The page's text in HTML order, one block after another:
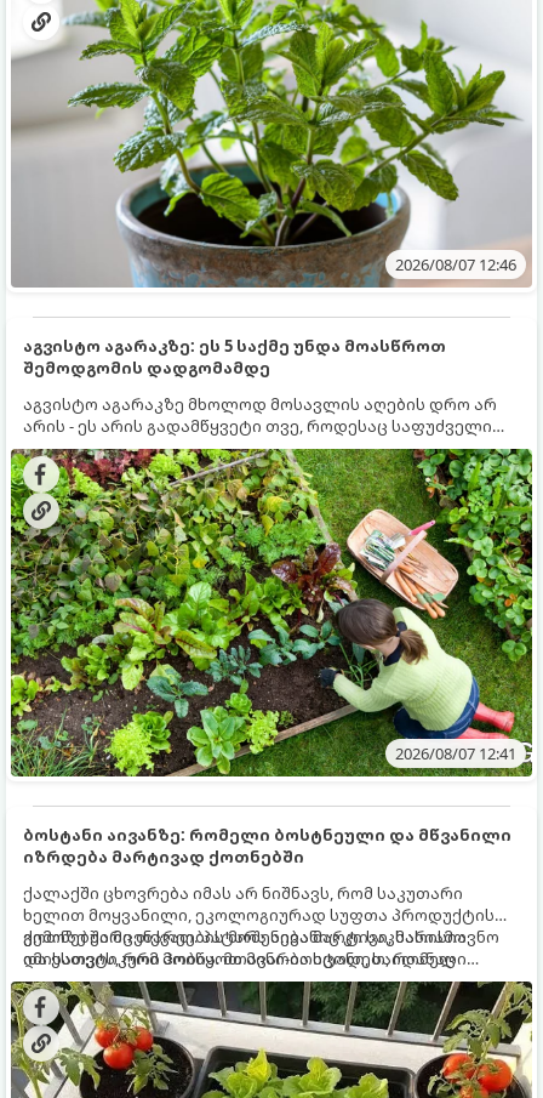
2026/08/07 12:46
აგვისტო აგარაკზე: ეს 5 საქმე უნდა მოასწროთ
შემოდგომის დადგომამდე
აგვისტო აგარაკზე მხოლოდ მოსავლის აღების დრო არ
არის - ეს არის გადამწყვეტი თვე, როდესაც საფუძველი
ეყრება მომავალი წლის მოსავალს და ბაღი მზადდება
შემოდგომა-ზამთრის სეზონისთვის. იმისათვის, რომ
ნიადაგმა ენერგია აღიდგინოს, ხოლო მცენარეებმა
ზამთარს გაუძლონ, აგვისტოს ბოლომდე 5
მნიშვნელოვანი საქმის გაკეთება უნდა მოასწროთ:
2026/08/07 12:41
ბოსტანი აივანზე: რომელი ბოსტნეული და მწვანილი
იზრდება მარტივად ქოთნებში
ქალაქში ცხოვრება იმას არ ნიშნავს, რომ საკუთარი
ხელით მოყვანილი, ეკოლოგიურად სუფთა პროდუქტის
გემოზე უარი თქვათ. პატარა აივანიც კი საკმარისია
იმისათვის, რომ მოიწყოთ მინი-ბოსტანი, საიდანაც
ყოველდღიურად ახალ, არომატულ მწვანილსა და
ბოსტნეულს მოკრეფთ.
ქოთნებში მცენარეების მოშენება მარტივი, სასიამოვნო
და ესთეტიკური ჰობია. მთავარია იცოდეთ, რომელი
კულტურები ეგუებიან ქოთნის პირობებს ყველაზე კარგად
და როგორ მოუაროთ მათ სწორად.